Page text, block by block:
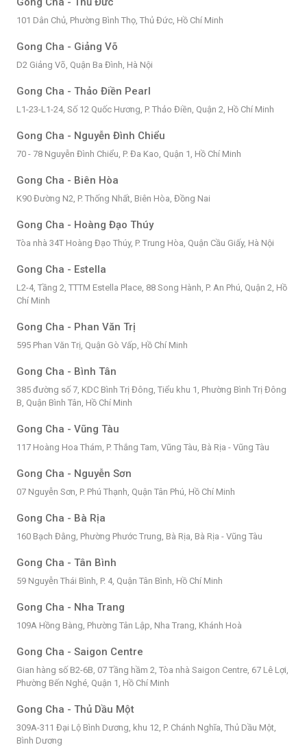
101 Dân Chủ, Phường Bình Thọ, Thủ Đức, Hồ Chí Minh
Gong Cha - Giảng Võ
D2 Giảng Võ, Quận Ba Đình, Hà Nội
Gong Cha - Thảo Điền Pearl
L1-23-L1-24, Số 12 Quốc Hương, P. Thảo Điền, Quận 2, Hồ Chí Minh
Gong Cha - Nguyễn Đình Chiểu
70 - 78 Nguyễn Đình Chiểu, P. Đa Kao, Quận 1, Hồ Chí Minh
Gong Cha - Biên Hòa
K90 Đường N2, P. Thống Nhất, Biên Hòa, Đồng Nai
Gong Cha - Hoàng Đạo Thúy
Tòa nhà 34T Hoàng Đạo Thúy, P. Trung Hòa, Quận Cầu Giấy, Hà Nội
Gong Cha - Estella
L2-4, Tầng 2, TTTM Estella Place, 88 Song Hành, P. An Phú, Quận 2, Hồ
Chí Minh
Gong Cha - Phan Văn Trị
595 Phan Văn Trị, Quận Gò Vấp, Hồ Chí Minh
Gong Cha - Bình Tân
385 đường số 7, KDC Bình Trị Đông, Tiểu khu 1, Phường Bình Trị Đông
B, Quận Bình Tân, Hồ Chí Minh
Gong Cha - Vũng Tàu
117 Hoàng Hoa Thám, P. Thắng Tam, Vũng Tàu, Bà Rịa - Vũng Tàu
Gong Cha - Nguyễn Sơn
07 Nguyễn Sơn, P. Phú Thạnh, Quận Tân Phú, Hồ Chí Minh
Gong Cha - Bà Rịa
160 Bạch Đằng, Phường Phước Trung, Bà Rịa, Bà Rịa - Vũng Tàu
Gong Cha - Tân Bình
59 Nguyễn Thái Bình, P. 4, Quận Tân Bình, Hồ Chí Minh
Gong Cha - Nha Trang
109A Hồng Bàng, Phường Tân Lập, Nha Trang, Khánh Hoà
Gong Cha - Saigon Centre
Gian hàng số B2-6B, 07 Tầng hầm 2, Tòa nhà Saigon Centre, 67 Lê Lợi,
Phường Bến Nghé, Quận 1, Hồ Chí Minh
Gong Cha - Thủ Dầu Một
309A-311 Đại Lộ Bình Dương, khu 12, P. Chánh Nghĩa, Thủ Dầu Một,
Bình Dương